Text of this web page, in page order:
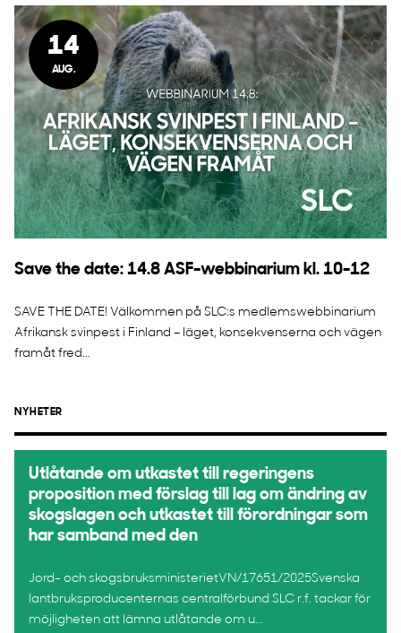
14
AUG.
Save the date: 14.8 ASF-webbinarium kl. 10-12
SAVE THE DATE! Välkommen på SLC:s medlemswebbinarium
Afrikansk svinpest i Finland – läget, konsekvenserna och vägen
framåt fred...
NYHETER
Utlåtande om utkastet till regeringens
proposition med förslag till lag om ändring av
skogslagen och utkastet till förordningar som
har samband med den
Jord- och skogsbruksministerietVN/17651/2025Svenska
lantbruksproducenternas centralförbund SLC r.f. tackar för
möjligheten att lämna utlåtande om u...